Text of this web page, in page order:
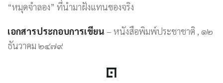
“หมุดจำลอง” ที่นำมาฝังแทนของจริง
เอกสารประกอบการเขียน – หนังสือพิมพ์ประชาชาติ , ๑๒
ธันวาคม ๒๔๗๙